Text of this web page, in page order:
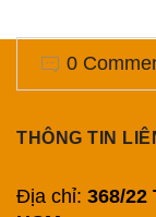
0
THÔNG TIN
Địa chỉ: 368/22